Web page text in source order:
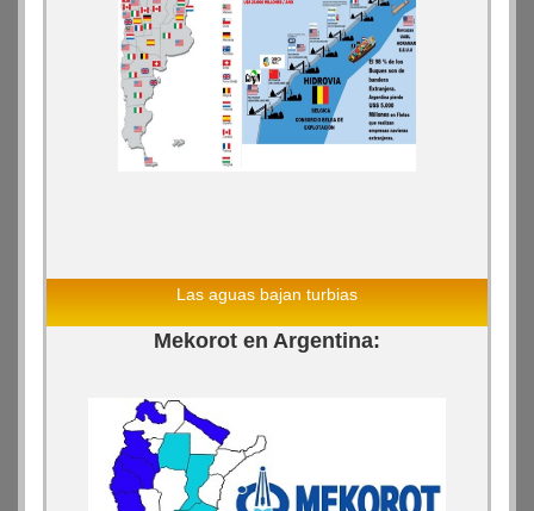
Las aguas bajan turbias
Mekorot en Argentina: